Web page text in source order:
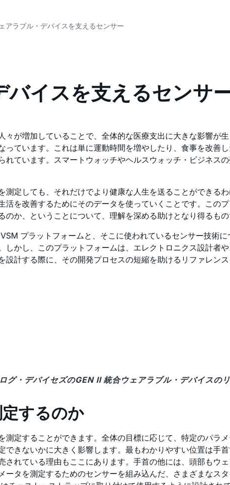
アラブル・デバイスを支えるセンサー
バイスを支えるセンサ
が増加していることで、全体的な医療支出に大きな影響が
ています。これは単に運動時間を増やしたり、食事を改善
ています。スマートウォッチやヘルスウォッチ・ビジネス
定しても、それだけでより健康な人生を送ることができる
を改善するためにそのデータを使っていくことです。この
か、ということについて、理解を深める助けとなり得るもの
プラットフォームと、そこに使われているセンサー技術
かし、このプラットフォームは、エレクトロニクス設計者
計する際に、その開発プロセスの短縮を助けるリファレン
グ・デバイセズのGEN II 統合ウェアラブル・デバイスの
するのか
定することができます。全体の目標に応じて、特定のパラ
きないかに大きく影響します。最もわかりやすい位置は手
れている理由もここにあります。手首の他には、頭部もウ
タを測定するためのセンサーを組み込んだ、さまざまなス